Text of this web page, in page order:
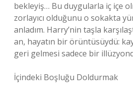
bekleyiş… Bu duygularla iç içe
zorlayıcı olduğunu o sokakta
anladım. Harry’nin taşla
an, hayatın bir örüntüsüydü:
geri gelmesi sadece bir
İçindeki Boşluğu Doldurmak